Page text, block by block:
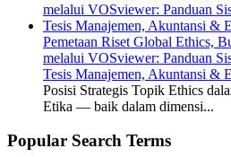
Pemetaan Riset Global Ethics,
melalui VOSviewer: Panduan
Tesis Manajemen, Akuntansi &
Posisi Strategis Topik Ethics
Etika — baik dalam dimensi...
Popular Search Terms